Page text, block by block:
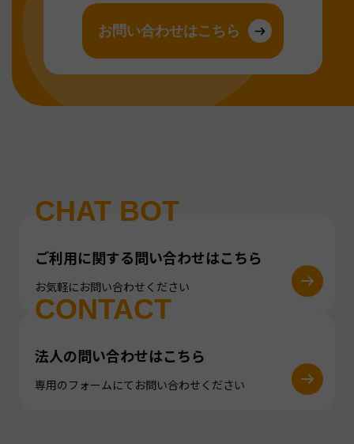
お問い合わせはこちら
CHAT BOT
ご利用に関する問い合わせはこちら
お気軽にお問い合わせください
CONTACT
法人の問い合わせはこちら
専用のフォームにてお問い合わせください